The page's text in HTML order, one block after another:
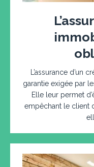
L’assurance d’un
garantie exigée par
Elle leur permet
empêchant le client